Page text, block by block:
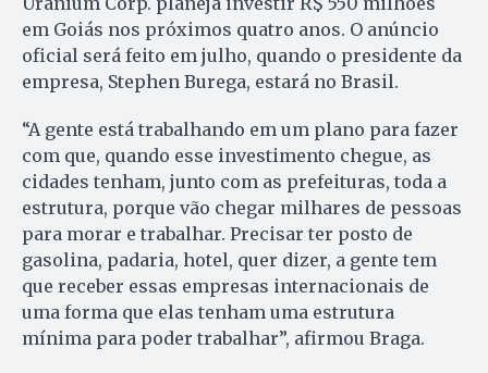
em Goiás nos próximos quatro anos. O anúncio
oficial será feito em julho, quando o presidente da
empresa, Stephen Burega, estará no Brasil.
“A gente está trabalhando em um plano para fazer
com que, quando esse investimento chegue, as
cidades tenham, junto com as prefeituras, toda a
estrutura, porque vão chegar milhares de pessoas
para morar e trabalhar. Precisar ter posto de
gasolina, padaria, hotel, quer dizer, a gente tem
que receber essas empresas internacionais de
uma forma que elas tenham uma estrutura
mínima para poder trabalhar”, afirmou Braga.